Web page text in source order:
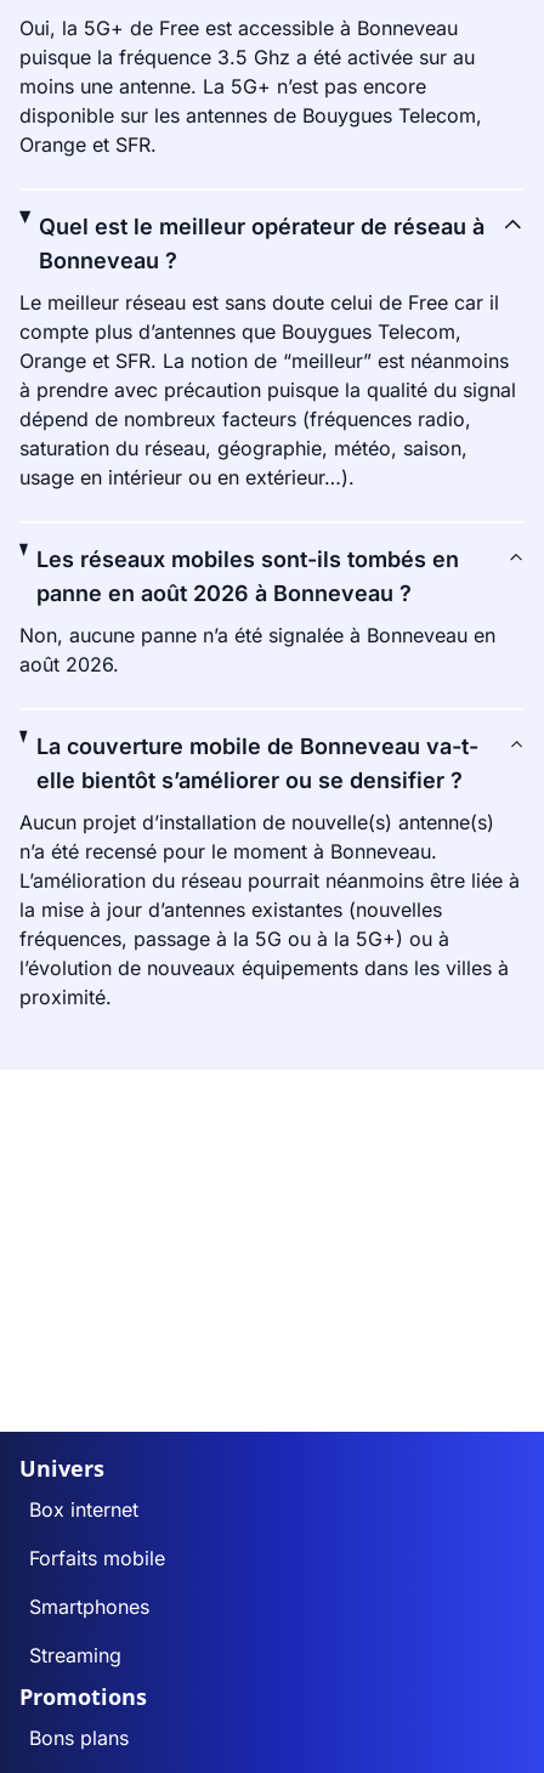
Oui, la 5G+ de Free est accessible à Bonneveau
puisque la fréquence 3.5 Ghz a été activée sur au
moins une antenne. La 5G+ n’est pas encore
disponible sur les antennes de Bouygues Telecom,
Orange et SFR.
Quel est le meilleur opérateur de réseau à
Bonneveau ?
Le meilleur réseau est sans doute celui de Free car il
compte plus d’antennes que Bouygues Telecom,
Orange et SFR. La notion de “meilleur” est néanmoins
à prendre avec précaution puisque la qualité du signal
dépend de nombreux facteurs (fréquences radio,
saturation du réseau, géographie, météo, saison,
usage en intérieur ou en extérieur…).
Les réseaux mobiles sont-ils tombés en
panne en août 2026 à Bonneveau ?
Non, aucune panne n’a été signalée à Bonneveau en
août 2026.
La couverture mobile de Bonneveau va-t-
elle bientôt s’améliorer ou se densifier ?
Aucun projet d’installation de nouvelle(s) antenne(s)
n’a été recensé pour le moment à Bonneveau.
L’amélioration du réseau pourrait néanmoins être liée à
la mise à jour d’antennes existantes (nouvelles
fréquences, passage à la 5G ou à la 5G+) ou à
l’évolution de nouveaux équipements dans les villes à
proximité.
Univers
Box internet
Forfaits mobile
Smartphones
Streaming
Promotions
Bons plans